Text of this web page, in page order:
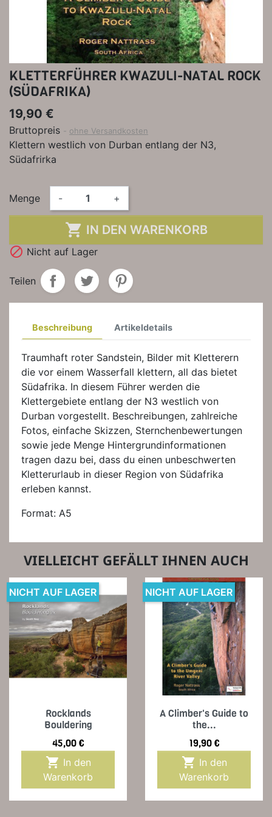
KLETTERFÜHRER KWAZULI-NATAL ROCK
(SÜDAFRIKA)
19,90 €
Bruttopreis ohne Versandkosten
Klettern westlich von Durban entlang der N3,
Südafrirka
Menge - +
 IN DEN WARENKORB
 Nicht auf Lager
Teilen
Beschreibung Artikeldetails
Traumhaft roter Sandstein, Bilder mit Kletterern
die vor einem Wasserfall klettern, all das bietet
Südafrika. In diesem Führer werden die
Klettergebiete entlang der N3 westlich von
Durban vorgestellt. Beschreibungen, zahlreiche
Fotos, einfache Skizzen, Sternchenbewertungen
sowie jede Menge Hintergrundinformationen
tragen dazu bei, dass du einen unbeschwerten
Kletterurlaub in dieser Region von Südafrika
erleben kannst.
Format: A5
VIELLEICHT GEFÄLLT IHNEN AUCH
Rocklands
Bouldering
Preis
45,00 €

Warenkorb
NICHT AUF LAGER
A Climber's Guide to
the...
Preis
19,90 €

Warenkorb
NICHT AUF LAGER